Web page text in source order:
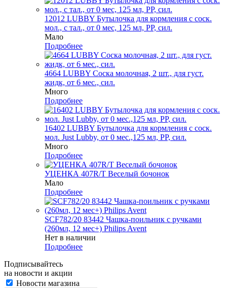
12012 LUBBY Бутылочка для кормления с соск.
мол., с тал., от 0 мес, 125 мл, PP, сил.
Мало
Подробнее
4664 LUBBY Соска молочная, 2 шт., для густ.
жидк, от 6 мес., сил.
Много
Подробнее
16402 LUBBY Бутылочка для кормления с соск.
мол. Just Lubby, от 0 мес.,125 мл, PP, сил.
Много
Подробнее
УЦЕНКА 407R/Т Веселый бочонок
Мало
Подробнее
SCF782/20 83442 Чашка-поильник с ручками
(260мл, 12 мес+) Philips Avent
Нет в наличии
Подробнее
Подписывайтесь
на новости и акции
Новости магазина